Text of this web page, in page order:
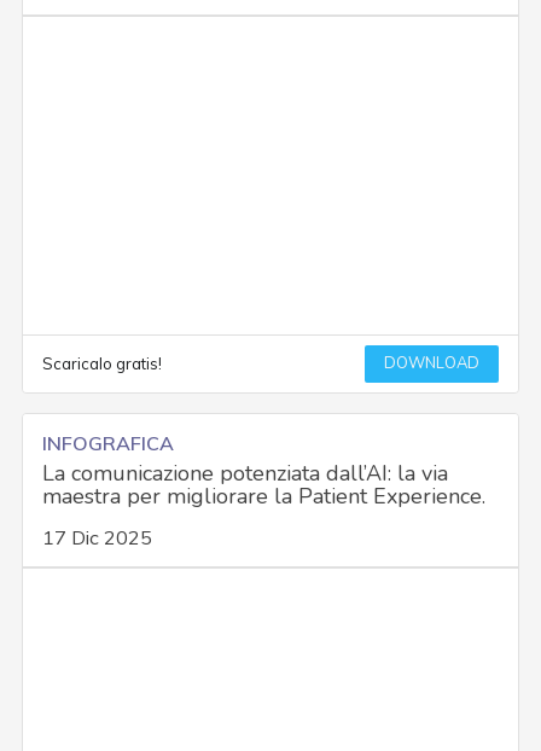
Scaricalo gratis! DOWNLOAD
INFOGRAFICA
La comunicazione potenziata dall’AI: la via
maestra per migliorare la Patient Experience.
17 Dic 2025